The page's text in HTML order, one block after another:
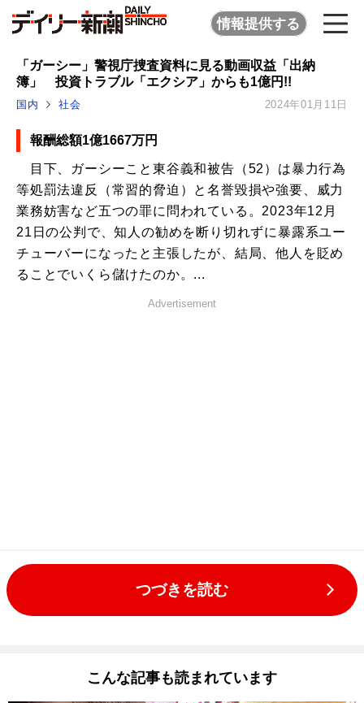
情報提供する
「ガーシー」警視庁捜査資料に見る動画収益「出納
簿」 投資トラブル「エクシア」からも1億円!!
国内 社会 2024年01月11日
報酬総額1億1667万円
目下、ガーシーこと東谷義和被告（52）は暴力行為
等処罰法違反（常習的脅迫）と名誉毀損や強要、威力
業務妨害など五つの罪に問われている。2023年12月
21日の公判で、知人の勧めを断り切れずに暴露系ユー
チューバーになったと主張したが、結局、他人を貶め
ることでいくら儲けたのか。...
Advertisement
つづきを読む
こんな記事も読まれています